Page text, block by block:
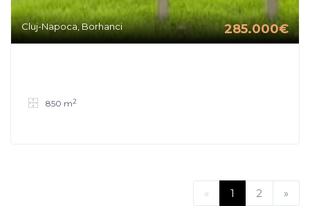
Cluj-Napoca, Borhanci 285.000€
850 m2
« 1 2 »